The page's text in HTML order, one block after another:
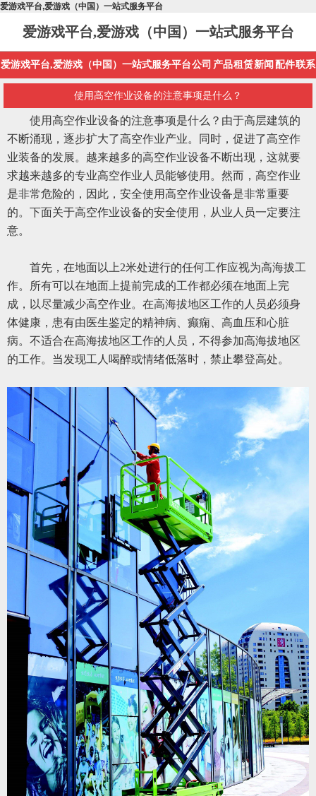
爱游戏平台,爱游戏（中国）一站式服务平台
爱游戏平台,爱游戏（中国）一站式服务平台
爱游戏平台,爱游戏（中国）一站式服务平台公司 产品租赁新闻 配件联系
使用高空作业设备的注意事项是什么？
使用高空作业设备的注意事项是什么？由于高层建筑的
不断涌现，逐步扩大了高空作业产业。同时，促进了高空作
业装备的发展。越来越多的高空作业设备不断出现，这就要
求越来越多的专业高空作业人员能够使用。然而，高空作业
是非常危险的，因此，安全使用高空作业设备是非常重要
的。下面关于高空作业设备的安全使用，从业人员一定要注
意。
首先，在地面以上2米处进行的任何工作应视为高海拔工
作。所有可以在地面上提前完成的工作都必须在地面上完
成，以尽量减少高空作业。在高海拔地区工作的人员必须身
体健康，患有由医生鉴定的精神病、癫痫、高血压和心脏
病。不适合在高海拔地区工作的人员，不得参加高海拔地区
的工作。当发现工人喝醉或情绪低落时，禁止攀登高处。